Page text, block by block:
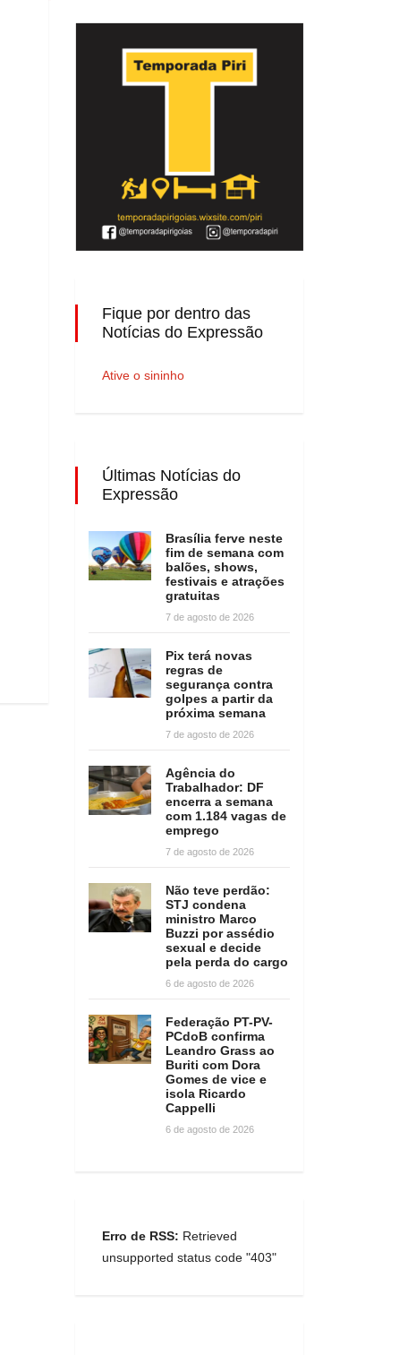
Fique por dentro das
Notícias do Expressão
Ative o sininho
Últimas Notícias do
Expressão
Brasília ferve neste
fim de semana com
balões, shows,
festivais e atrações
gratuitas
7 de agosto de 2026
Pix terá novas
regras de
segurança contra
golpes a partir da
próxima semana
7 de agosto de 2026
Agência do
Trabalhador: DF
encerra a semana
com 1.184 vagas de
emprego
7 de agosto de 2026
Não teve perdão:
STJ condena
ministro Marco
Buzzi por assédio
sexual e decide
pela perda do cargo
6 de agosto de 2026
Federação PT-PV-
PCdoB confirma
Leandro Grass ao
Buriti com Dora
Gomes de vice e
isola Ricardo
Cappelli
6 de agosto de 2026
Erro de RSS: Retrieved
unsupported status code "403"